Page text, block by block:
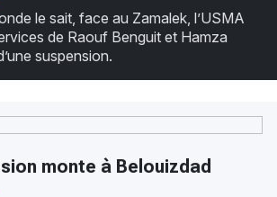
le sait, face au Zamalek, l’USMA
de Raouf Benguit et Hamza
suspension.
monte à Belouizdad